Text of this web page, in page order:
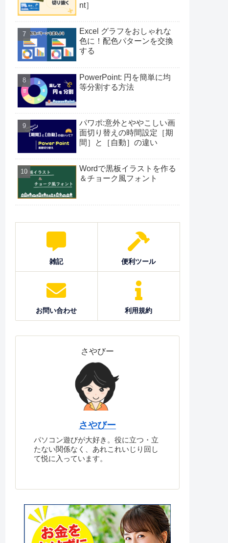
nt］
Excel グラフをおしゃれな
色に！配色パターンを交換
する
PowerPoint: 円を簡単に均
等分割する方法
パワポ:意外とややこしい画
面切り替えの時間設定［期
間］と［自動］の違い
Wordで黒板イラストを作る
＆チョーク風フォント
雑記 便利ツール
お問い合わせ 利用規約
さやびー
さやびー
パソコン遊びが大好き。役に立つ・立
たない関係なく、あれこれいじり回し
て悦に入っています。